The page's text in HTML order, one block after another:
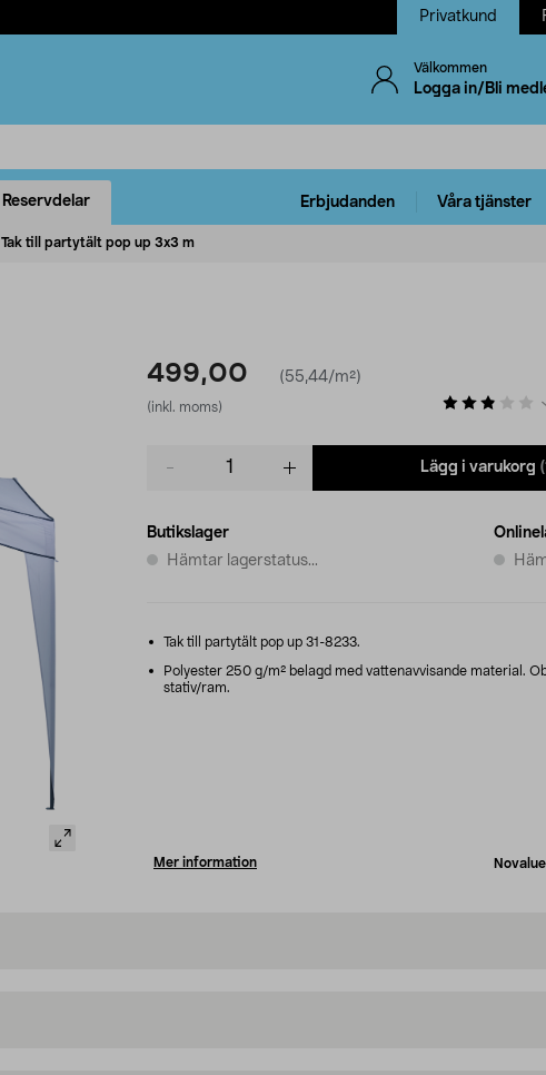
Privatkund
Välkommen
Logga in/Bli
Reservdelar Erbjudanden Våra tjänster
Tak till partytält pop up 3x3 m
499,00 (55,44/m²)
(inkl. moms)
Lägg i varukorg
Butikslager
Hämtar lagerstatus...
Tak till partytält pop up 31-8233.
Polyester 250 g/m² belagd med vattenavvisande material.
stativ/ram.
Mer information Novalue